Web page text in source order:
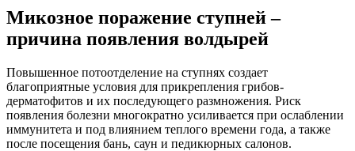
Микозное поражение ступней –
причина появления волдырей
Повышенное потоотделение на ступнях создает
благоприятные условия для прикрепления грибов-
дерматофитов и их последующего размножения. Риск
появления болезни многократно усиливается при ослаблении
иммунитета и под влиянием теплого времени года, а также
после посещения бань, саун и педикюрных салонов.